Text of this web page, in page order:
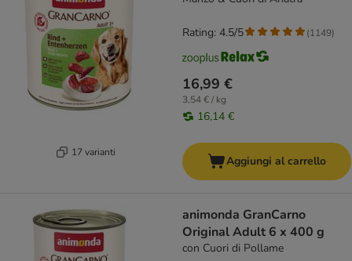
17 varianti
16,99 €
3,54 € / kg
16,14 €
Rating: 4.5/5 (1149)
Aggiungi al carrello
animonda GranCarno
Original Adult 6 x 400 g
con Cuori di Pollame